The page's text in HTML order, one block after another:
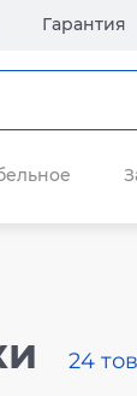
Гарантия
24